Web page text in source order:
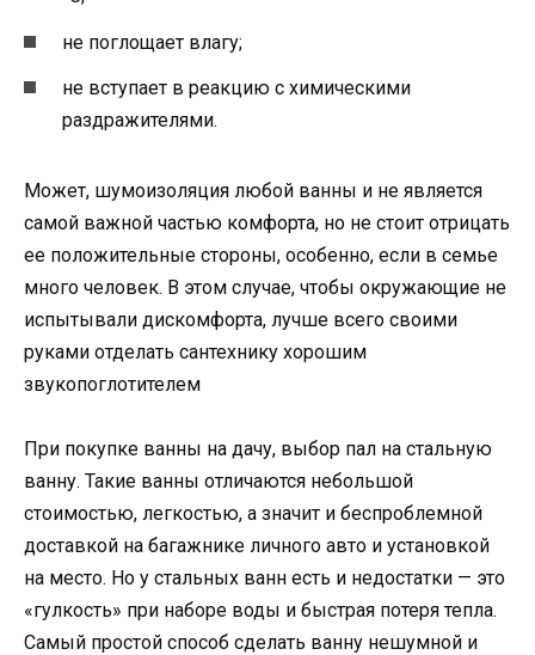
не поглощает влагу;
не вступает в реакцию с химическими
раздражителями.
Может, шумоизоляция любой ванны и не является
самой важной частью комфорта, но не стоит отрицать
ее положительные стороны, особенно, если в семье
много человек. В этом случае, чтобы окружающие не
испытывали дискомфорта, лучше всего своими
руками отделать сантехнику хорошим
звукопоглотителем
При покупке ванны на дачу, выбор пал на стальную
ванну. Такие ванны отличаются небольшой
стоимостью, легкостью, а значит и беспроблемной
доставкой на багажнике личного авто и установкой
на место. Но у стальных ванн есть и недостатки — это
«гулкость» при наборе воды и быстрая потеря тепла.
Самый простой способ сделать ванну нешумной и